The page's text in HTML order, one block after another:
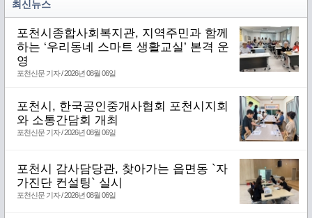
최신뉴스
포천시종합사회복지관, 지역주민과 함께
하는 ‘우리동네 스마트 생활교실’ 본격 운
영
포천신문 기자 / 2026년 08월 06일
포천시, 한국공인중개사협회 포천시지회
와 소통간담회 개최
포천신문 기자 / 2026년 08월 06일
포천시 감사담당관, 찾아가는 읍면동 `자
가진단 컨설팅` 실시
포천신문 기자 / 2026년 08월 06일